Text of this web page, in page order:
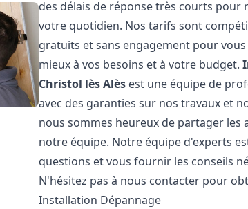
des délais de réponse très courts
votre quotidien. Nos tarifs sont
gratuits et sans engagement pour
mieux à vos besoins et à votre budget.
Christol lès Alès est une équipe de
avec des garanties sur nos travaux et
nous sommes heureux de partager les
notre équipe. Notre équipe d'experts
questions et vous fournir les conseils
N'hésitez pas à nous contacter pour
Installation Dépannage